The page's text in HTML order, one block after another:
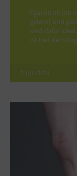
Egal ob im Job
gelernt und
sind dafür
ist hier der
3. JULI 2024